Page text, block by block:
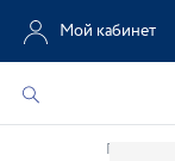
Мой кабинет
Главная